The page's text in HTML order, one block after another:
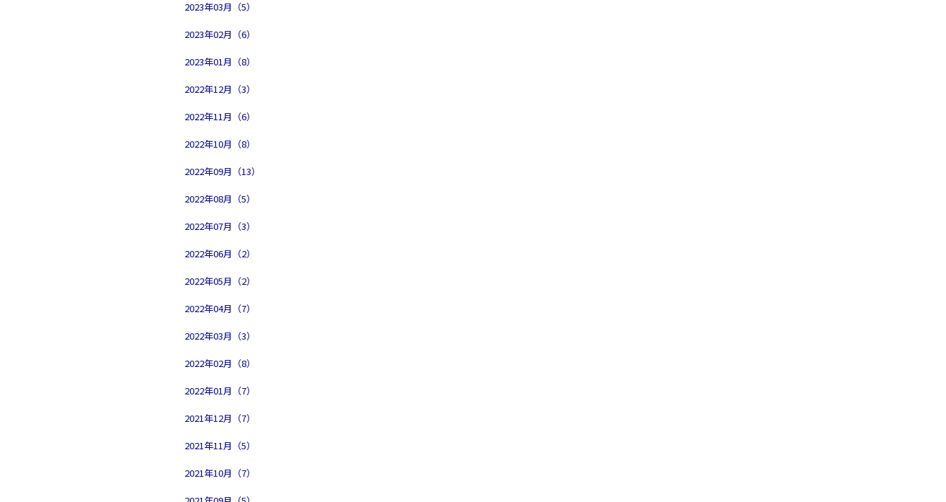
2023年03月（5）
2023年02月（6）
2023年01月（8）
2022年12月（3）
2022年11月（6）
2022年10月（8）
2022年09月（13）
2022年08月（5）
2022年07月（3）
2022年06月（2）
2022年05月（2）
2022年04月（7）
2022年03月（3）
2022年02月（8）
2022年01月（7）
2021年12月（7）
2021年11月（5）
2021年10月（7）